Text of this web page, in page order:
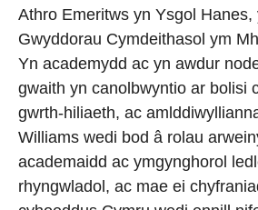
Athro Emeritws yn Ysgol Hanes,
Gwyddorau Cymdeithasol ym
Yn academydd ac yn awdur
gwaith yn canolbwyntio ar bolisi
gwrth-hiliaeth, ac
Williams wedi bod â rolau
academaidd ac ymgynghorol
rhyngwladol, ac mae ei